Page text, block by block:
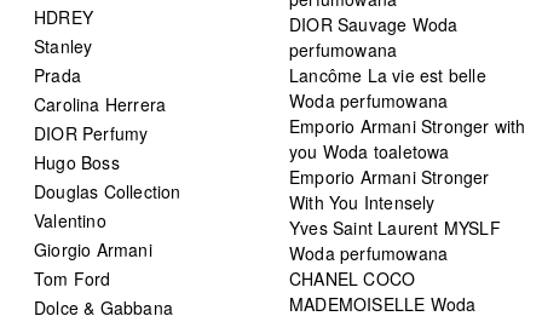
HDREY
Stanley
Prada
Carolina Herrera
DIOR Perfumy
Hugo Boss
Douglas Collection
Valentino
Giorgio Armani
Tom Ford
Dolce & Gabbana
DIOR Sauvage Woda
perfumowana
Lancôme La vie est belle
Woda perfumowana
Emporio Armani Stronger with
you Woda toaletowa
Emporio Armani Stronger
With You Intensely
Yves Saint Laurent MYSLF
Woda perfumowana
CHANEL COCO
MADEMOISELLE Woda